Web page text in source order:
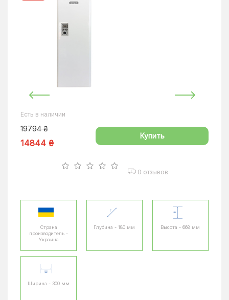
Есть в наличии
19794 ₴
14844 ₴
Купить
0 отзывов
Страна
производитель -
Украина
Глубина - 180 мм Высота - 668 мм
Ширина - 300 мм